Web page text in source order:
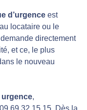
d’urgence est
locataire ou le
directement
et ce, le plus
le nouveau
,
09 69 32 15 15. Dès la